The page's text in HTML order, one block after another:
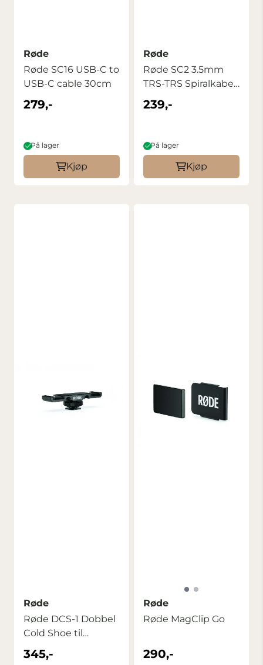
Røde
Røde SC16 USB-C to
USB-C cable 30cm
279,-
På lager
Kjøp
Røde
Røde SC2 3.5mm
TRS-TRS Spiralkabel
20-50 cm
239,-
På lager
Kjøp
Røde
Røde DCS-1 Dobbel
Cold Shoe til
345,-
Røde
Røde MagClip Go
290,-